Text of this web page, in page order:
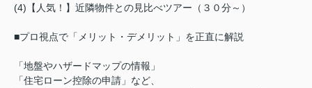
(4)【人気！】近隣物件との見比べツアー（３０分～）
■プロ視点で「メリット・デメリット」を正直に解説
「地盤やハザードマップの情報」
「住宅ローン控除の申請」など、